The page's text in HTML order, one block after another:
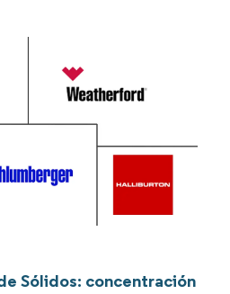
Sólidos: concentración